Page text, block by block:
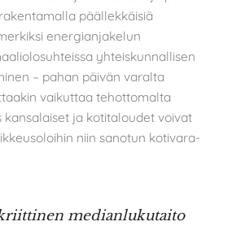
päällekkäisiä
energianjakelun
yhteiskunnallisen
– pahan päivän varalta
vaikuttaa tehottomalta
ja kotitaloudet voivat
niin sanotun kotivara-
medianlukutaito